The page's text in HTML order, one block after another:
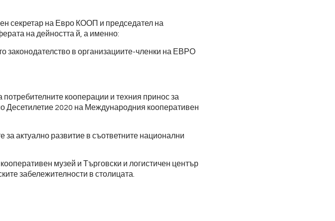
секретар на Евро КООП и председател на
на дейността й, а именно:
законодателство в организациите-членки на ЕВРО
кооперации и техния принос за
Десетилетие 2020 на Международния кооперативен
актуално развитие в съответните национални
музей и Търговски и логистичен център
забележителности в столицата.